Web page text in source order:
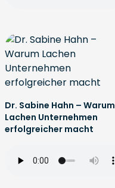
Dr. Sabine Hahn – Warum
Lachen Unternehmen
erfolgreicher macht